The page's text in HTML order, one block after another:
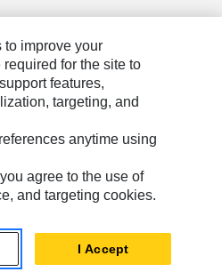
Caterpillar. Todos os direitos
to improve your
for the site to
features,
targeting, and
anytime using
agree to the use of
and targeting cookies.
I Accept